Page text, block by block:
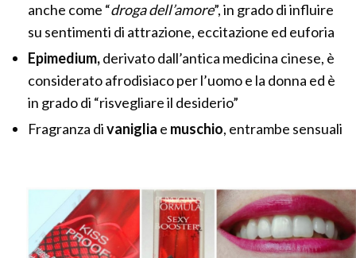
anche come “droga dell’amore”, in grado di influire
su sentimenti di attrazione, eccitazione ed euforia
Epimedium,derivato dall’antica medicina cinese, è
considerato afrodisiaco per l’uomo e la donna ed è
in grado di “risvegliare il desiderio”
Fragranza divaniglia e muschio, entrambe sensuali